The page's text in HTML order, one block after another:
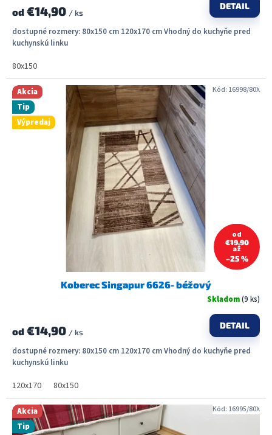
od €14,90 / ks
DETAIL
dostupné rozmery: 80x150 cm 120x170 cm Vhodný do kuchyňe pred
kuchynskú linku
80x150
Akcia
Tip
Výpredaj
od
€19,90
až
–25 %
Koberec Singapur 6626- béžový
Skladom(9 ks)
od €14,90 / ks
DETAIL
dostupné rozmery: 80x150 cm 120x170 cm Vhodný do kuchyňe pred
kuchynskú linku
120x170 80x150
Kód: 16998/80X
Akcia
Tip
Kód: 16995/80X